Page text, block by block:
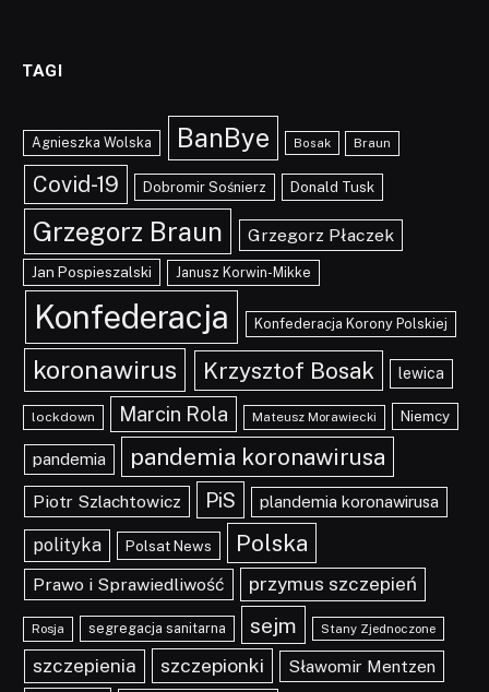
TAGI
Agnieszka Wolska BanBye Bosak Braun
Covid-19 Dobromir Sośnierz Donald Tusk
Grzegorz Braun Grzegorz Płaczek
Jan Pospieszalski Janusz Korwin-Mikke
Konfederacja Konfederacja Korony Polskiej
koronawirus Krzysztof Bosak lewica
lockdown Marcin Rola Mateusz Morawiecki Niemcy
pandemia pandemia koronawirusa
Piotr Szlachtowicz PiS plandemia koronawirusa
polityka Polsat News Polska
Prawo i Sprawiedliwość przymus szczepień
Rosja segregacja sanitarna sejm Stany Zjednoczone
szczepienia szczepionki Sławomir Mentzen